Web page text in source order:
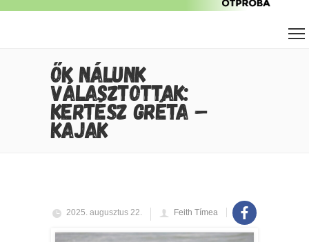
ŐK NÁLUNK
VÁLASZTOTTAK:
KERTÉSZ GRÉTA –
KAJAK
2025. augusztus 22. Feith Tímea